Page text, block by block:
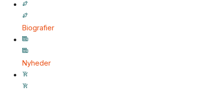
Biografier
Nyheder